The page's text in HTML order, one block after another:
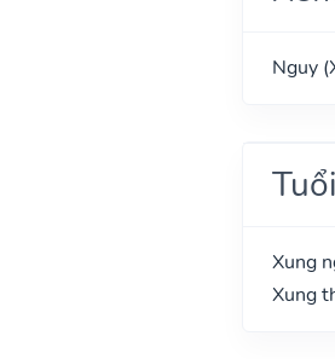
Nguy
Xung
Xung